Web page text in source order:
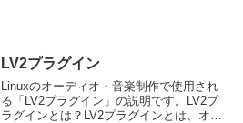
LV2プラグイン
Linuxのオーディオ・音楽制作で使用され
る「LV2プラグイン」の説明です。LV2プ
ラグインとは？LV2プラグインとは、オー